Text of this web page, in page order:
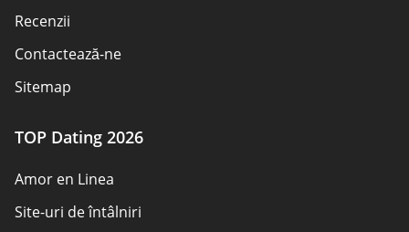
Recenzii
Contactează-ne
Sitemap
TOP Dating 2026
Amor en Linea
Site-uri de întâlniri